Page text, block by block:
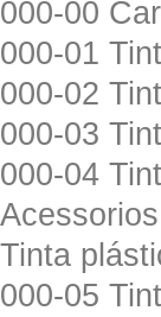
000-00
000-01
000-02
000-03
000-04
Tinta
000-05